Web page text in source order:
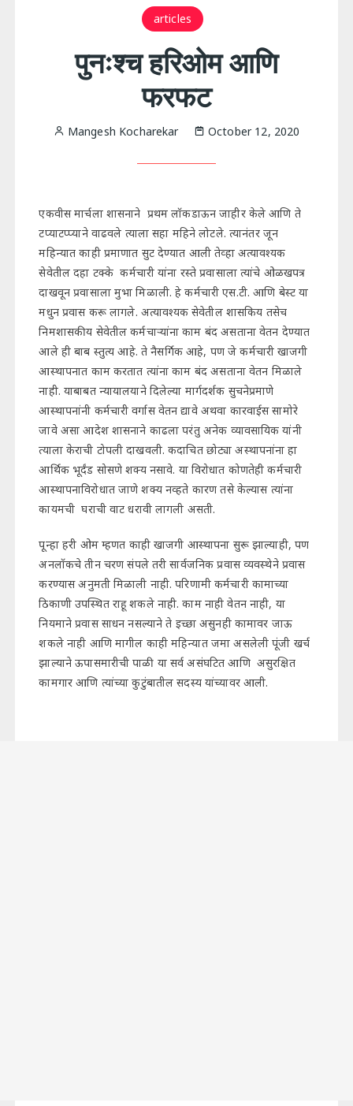
articles
पुनःश्च हरिओम आणि
फरफट
Mangesh Kocharekar October 12, 2020
एकवीस मार्चला शासनाने प्रथम लॉकडाऊन जाहीर केले आणि ते
टप्याटप्प्याने वाढवले त्याला सहा महिने लोटले. त्यानंतर जून
महिन्यात काही प्रमाणात सुट देण्यात आली तेव्हा अत्यावश्यक
सेवेतील दहा टक्के कर्मचारी यांना रस्ते प्रवासाला त्यांचे ओळखपत्र
दाखवून प्रवासाला मुभा मिळाली. हे कर्मचारी एस.टी. आणि बेस्ट या
मधुन प्रवास करू लागले. अत्यावश्यक सेवेतील शासकिय तसेच
निमशासकीय सेवेतील कर्मचाऱ्यांना काम बंद असताना वेतन देण्यात
आले ही बाब स्तुत्य आहे. ते नैसर्गिक आहे, पण जे कर्मचारी खाजगी
आस्थापनात काम करतात त्यांना काम बंद असताना वेतन मिळाले
नाही. याबाबत न्यायालयाने दिलेल्या मार्गदर्शक सुचनेप्रमाणे
आस्थापनांनी कर्मचारी वर्गास वेतन द्यावे अथवा कारवाईस सामोरे
जावे असा आदेश शासनाने काढला परंतु अनेक व्यावसायिक यांनी
त्याला केराची टोपली दाखवली. कदाचित छोट्या अस्थापनांना हा
आर्थिक भूर्दंड सोसणे शक्य नसावे. या विरोधात कोणतेही कर्मचारी
आस्थापनाविरोधात जाणे शक्य नव्हते कारण तसे केल्यास त्यांना
कायमची घराची वाट धरावी लागली असती.
पून्हा हरी ओम म्हणत काही खाजगी आस्थापना सुरू झाल्याही, पण
अनलॉकचे तीन चरण संपले तरी सार्वजनिक प्रवास व्यवस्थेने प्रवास
करण्यास अनुमती मिळाली नाही. परिणामी कर्मचारी कामाच्या
ठिकाणी उपस्थित राहू शकले नाही. काम नाही वेतन नाही, या
नियमाने प्रवास साधन नसल्याने ते इच्छा असुनही कामावर जाऊ
शकले नाही आणि मागील काही महिन्यात जमा असलेली पूंजी खर्च
झाल्याने ऊपासमारीची पाळी या सर्व असंघटित आणि असुरक्षित
कामगार आणि त्यांच्या कुटुंबातील सदस्य यांच्यावर आली.